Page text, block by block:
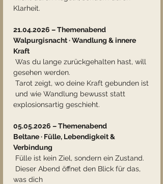
Klarheit.
21.04.2026 – Themenabend
Walpurgisnacht · Wandlung & innere
Kraft
gesehen werden.
Tarot zeigt, wo deine Kraft gebunden ist
explosionsartig geschieht.
05.05.2026 – Themenabend
Beltane · Fülle, Lebendigkeit &
Verbindung
Fülle ist kein Ziel, sondern ein Zustand.
was dich